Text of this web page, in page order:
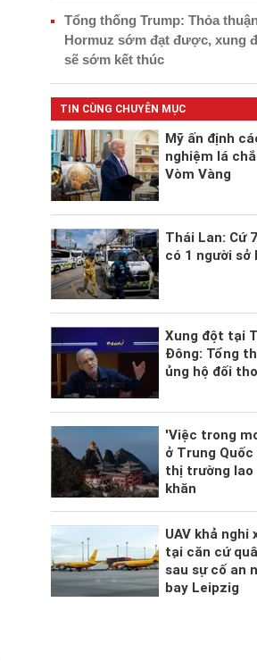
Tổng thống Trump: Thỏa
Hormuz sớm đạt được, xung
sẽ sớm kết thúc
TIN CÙNG CHUYÊN MỤC
Mỹ ấn định
nghiệm lá
Vòm Vàng
Thái Lan: Cứ
có 1 người sở
Xung đột tại
Đông: Tổng
ủng hộ đối
'Việc trong
ở Trung
thị trường lao
khăn
UAV khả nghi
tại căn cứ
sau sự cố an
bay Leipzig